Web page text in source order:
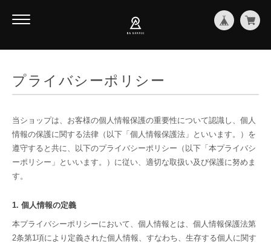
プライバシーポリシー
当ショップは、お客様の個人情報保護の重要性について認識し、個人
情報の保護に関する法律（以下「個人情報保護法」といいます。）を
遵守すると共に、以下のプライバシーポリシー（以下「本プライバシ
ーポリシー」といいます。）に従い、適切な取扱い及び保護に努めま
す。
1. 個人情報の定義
本プライバシーポリシーにおいて、個人情報とは、個人情報保護法第
2条第1項により定義された個人情報、すなわち、生存する個人に関す